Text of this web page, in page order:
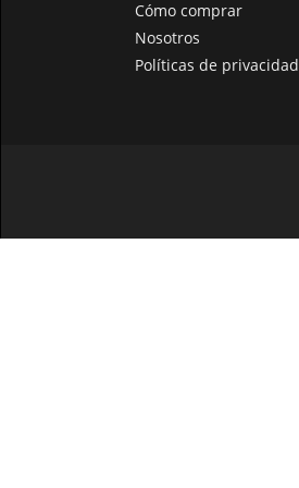
Cómo comprar
Nosotros
Políticas de privacidad